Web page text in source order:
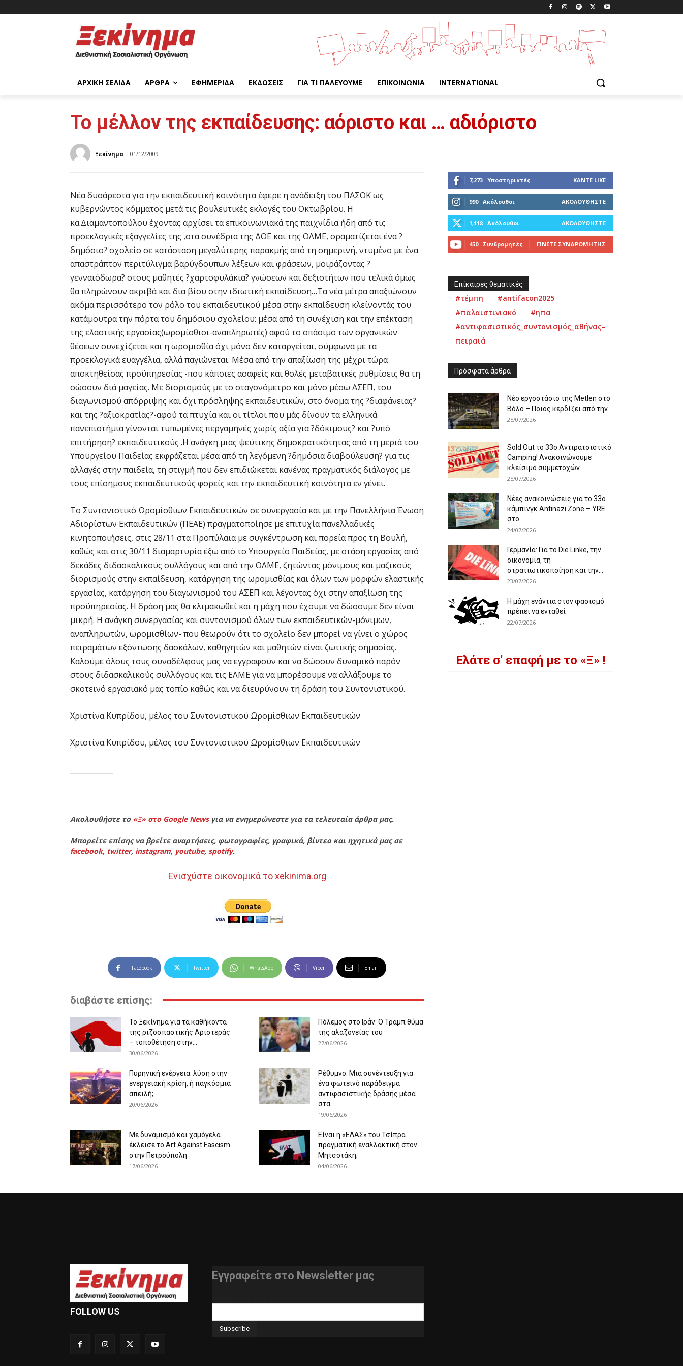
ΑΡΧΙΚΉ ΣΕΛΊΔΑ ΆΡΘΡΑ ΕΦΗΜΕΡΊΔΑ ΕΚΔΌΣΕΙΣ ΓΙΑ ΤΙ ΠΑΛΕΎΟΥΜΕ ΕΠΙΚΟΙΝΩΝΊΑ INTERNATIONAL
Το μέλλον της εκπαίδευσης: αόριστο και … αδιόριστο
Ξεκίνημα 01/12/2009
Νέα δυσάρεστα για την εκπαιδευτική κοινότητα έφερε η ανάδειξη του ΠΑΣΟΚ ως
κυβερνώντος κόμματος μετά τις βουλευτικές εκλογές του Οκτωβρίου. Η
κα.Διαμαντοπούλου έχοντας αρχίσει τα επικοινωνιακά της παιχνίδια ήδη από τις
προεκλογικές εξαγγελίες της ,στα συνέδρια της ΔΟΕ και της ΟΛΜΕ, οραματίζεται ένα ?
δημόσιο? σχολείο σε κατάσταση μεγαλύτερης παρακμής από τη σημερινή, ντυμένο με ένα
απαστράπτον περιτύλιγμα βαρύγδουπων λέξεων και φράσεων, μοιράζοντας ?
γενναιόδωρα? στους μαθητές ?χαρτοφυλάκια? γνώσεων και δεξιοτήτων που τελικά όμως
θα πληρώνουν ακριβά και δια βίου στην ιδιωτική εκπαίδευση…Τα νέα μέτρα απαξιώνουν
ακόμα περισσότερο τον ρόλο του εκπαιδευτικού μέσα στην εκπαίδευση κλείνοντάς του
κατάμουτρα την πόρτα του δημόσιου σχολείου: μέσα από τη συνέχιση και την επέκταση
της ελαστικής εργασίας(ωρομίσθιοι-αναπληρωτές) αφού το σπάσιμο των οργανικών
θέσεων συνεχίζεται και η ωρομισθία όχι μόνο δεν καταργείται, σύμφωνα με τα
προεκλογικά ευαγγέλια, αλλά παγιώνεται. Μέσα από την απαξίωση της μέχρι τώρα
αποκτηθείσας προϋπηρεσίας -που κάποιες ασαφείς και θολές μεταβατικές ρυθμίσεις θα τη
σώσουν διά μαγείας. Με διορισμούς με το σταγονόμετρο και μόνο μέσω ΑΣΕΠ, του
διαγωνισμού απόρριψης και όχι πρόσληψης εκπαιδευτικών, στο όνομα της ?διαφάνειας?
και της ?αξιοκρατίας?-αφού τα πτυχία και οι τίτλοι που μάς δίνουν τα ελληνικά
πανεπιστήμια γίνονται τυπωμένες περγαμηνές χωρίς αξία για ?δόκιμους? και ?υπό
επιτήρηση? εκπαιδευτικούς .Η ανάγκη μιας ψεύτικης δημοκρατικότητας από τη μεριά του
Υπουργείου Παιδείας εκφράζεται μέσα από τη λεγόμενη ?δημόσια διαβούλευση? για τις
αλλαγές στην παιδεία, τη στιγμή που δεν επιδιώκεται κανένας πραγματικός διάλογος με
τους επίσημους εκπαιδευτικούς φορείς και την εκπαιδευτική κοινότητα εν γένει.
Το Συντονιστικό Ωρομίσθιων Εκπαιδευτικών σε συνεργασία και με την Πανελλήνια Ένωση
Αδιορίστων Εκπαιδευτικών (ΠΕΑΕ) πραγματοποίησε με επιτυχία πανελλαδικές
κινητοποιήσεις, στις 28/11 στα Προπύλαια με συγκέντρωση και πορεία προς τη Βουλή,
καθώς και στις 30/11 διαμαρτυρία έξω από το Υπουργείο Παιδείας, με στάση εργασίας από
δεκάδες διδασκαλικούς συλλόγους και από την ΟΛΜΕ, ζητώντας μόνιμους και μαζικούς
διορισμούς στην εκπαίδευση, κατάργηση της ωρομισθίας και όλων των μορφών ελαστικής
εργασίας, κατάργηση του διαγωνισμού του ΑΣΕΠ και λέγοντας όχι στην απαξίωση της
προϋπηρεσίας. Η δράση μας θα κλιμακωθεί και η μάχη που έχουμε να δώσουμε δεν είναι
μικρή. Η ανάγκη συνεργασίας και συντονισμού όλων των εκπαιδευτικών-μόνιμων,
αναπληρωτών, ωρομισθίων- που θεωρούν ότι το σχολείο δεν μπορεί να γίνει ο χώρος
πειραμάτων εξόντωσης δασκάλων, καθηγητών και μαθητών είναι ζωτικής σημασίας.
Καλούμε όλους τους συναδέλφους μας να εγγραφούν και να δώσουν δυναμικό παρόν
στους διδασκαλικούς συλλόγους και τις ΕΛΜΕ για να μπορέσουμε να αλλάξουμε το
σκοτεινό εργασιακό μας τοπίο καθώς και να διευρύνουν τη δράση του Συντονιστικού.
Χριστίνα Κυπρίδου, μέλος του Συντονιστικού Ωρομίσθιων Εκπαιδευτικών
Χριστίνα Κυπρίδου, μέλος του Συντονιστικού Ωρομίσθιων Εκπαιδευτικών
Ακολουθήστε το «Ξ» στο Google Newsγια να ενημερώνεστε για τα τελευταία άρθρα μας.
Μπορείτε επίσης να βρείτε αναρτήσεις, φωτογραφίες, γραφικά, βίντεο και ηχητικά μας σε
facebook, twitter, instagram, youtube, spotify.
Ενισχύστε οικονομικά το xekinima.org
Facebook Twitter WhatsApp Viber Email
διαβάστε επίσης:
Το Ξεκίνημα για τα καθήκοντα
της ριζοσπαστικής Αριστεράς
– τοποθέτηση στην...
30/06/2026
Πόλεμος στο Ιράν: Ο Τραμπ θύμα
της αλαζονείας του
27/06/2026
Πυρηνική ενέργεια: λύση στην
ενεργειακή κρίση, ή παγκόσμια
απειλή;
20/06/2026
Ρέθυμνο: Μια συνέντευξη για
ένα φωτεινό παράδειγμα
αντιφασιστικής δράσης μέσα
στα...
19/06/2026
Με δυναμισμό και χαμόγελα
έκλεισε το Art Against Fascism
στην Πετρούπολη
17/06/2026
Είναι η «ΕΛΑΣ» του Τσίπρα
πραγματική εναλλακτική στον
Μητσοτάκη;
04/06/2026
7,273 Υποστηρικτές ΚΆΝΤΕ LIKE
990 Ακόλουθοι ΑΚΟΛΟΥΘΉΣΤΕ
1,118 Ακόλουθοι ΑΚΟΛΟΥΘΉΣΤΕ
450 Συνδρομητές ΓΊΝΕΤΕ ΣΥΝΔΡΟΜΗΤΉΣ
Επίκαιρες θεματικές
#τέμπη
#antifacon2025
#παλαιστινιακό
#ηπα
#αντιφασιστικός_συντονισμός_αθήνας–
πειραιά
Πρόσφατα άρθρα
Νέο εργοστάσιο της Metlen στο
Βόλο – Ποιος κερδίζει από την...
25/07/2026
Sold Out το 33ο Αντιρατσιστικό
Camping! Ανακοινώνουμε
κλείσιμο συμμετοχών
25/07/2026
Νέες ανακοινώσεις για το 33ο
κάμπινγκ Antinazi Zone – YRE
στο...
24/07/2026
Γερμανία: Για το Die Linke, την
οικονομία, τη
στρατιωτικοποίηση και την...
23/07/2026
Η μάχη ενάντια στον φασισμό
πρέπει να ενταθεί
22/07/2026
Ελάτε σ' επαφή με το «Ξ» !
FOLLOW US
Εγγραφείτε στο Newsletter μας